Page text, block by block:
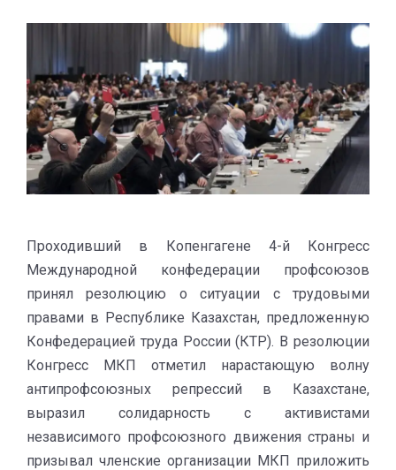
Проходивший в Копенгагене 4-й Конгресс
Международной конфедерации профсоюзов
принял резолюцию о ситуации с трудовыми
правами в Республике Казахстан, предложенную
Конфедерацией труда России (КТР). В резолюции
Конгресс МКП отметил нарастающую волну
антипрофсоюзных репрессий в Казахстане,
выразил солидарность с активистами
независимого профсоюзного движения страны и
призывал членские организации МКП приложить